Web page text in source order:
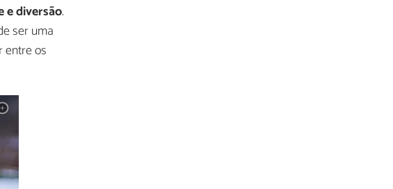
e diversão.
ser uma
entre os